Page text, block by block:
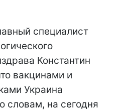
специалист
Константин
вакцинами и
Украина
словам, на сегодня